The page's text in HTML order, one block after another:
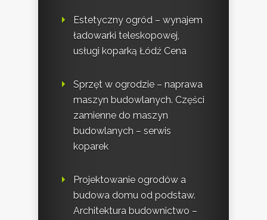
Estetyczny ogród – wynajem
ładowarki teleskopowej,
usługi koparką Łódź Cena
Sprzęt w ogrodzie – naprawa
maszyn budowlanych. Części
zamienne do maszyn
budowlanych – serwis
koparek
Projektowanie ogrodów a
budowa domu od podstaw.
Architektura budownictwo –